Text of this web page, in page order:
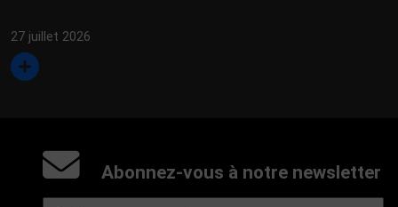
27 juillet 2026
Abonnez-vous à notre newsletter